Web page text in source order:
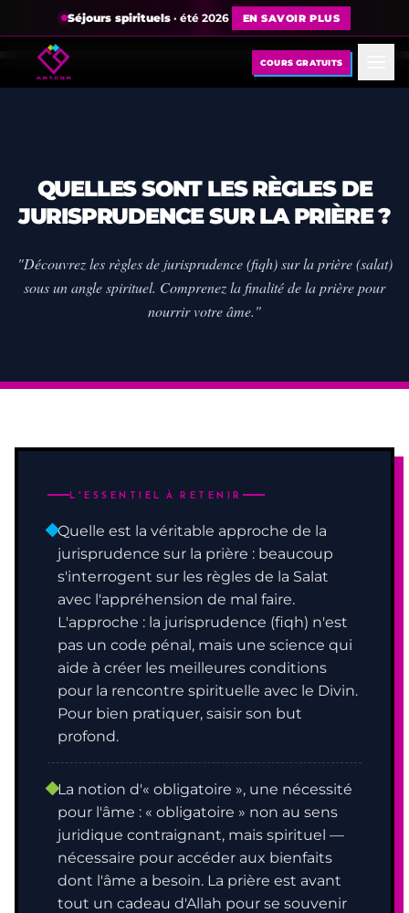
Séjours spirituels· été 2026 EN SAVOIR PLUS
COURS GRATUITS
QUELLES SONT LES RÈGLES DE
JURISPRUDENCE SUR LA PRIÈRE ?
"Découvrez les règles de jurisprudence (fiqh) sur la prière (salat)
sous un angle spirituel. Comprenez la finalité de la prière pour
nourrir votre âme."
L'ESSENTIEL À RETENIR
Quelle est la véritable approche de la
jurisprudence sur la prière : beaucoup
s'interrogent sur les règles de la Salat
avec l'appréhension de mal faire.
L'approche : la jurisprudence (fiqh) n'est
pas un code pénal, mais une science qui
aide à créer les meilleures conditions
pour la rencontre spirituelle avec le Divin.
Pour bien pratiquer, saisir son but
profond.
La notion d'« obligatoire », une nécessité
pour l'âme : « obligatoire » non au sens
juridique contraignant, mais spirituel —
nécessaire pour accéder aux bienfaits
dont l'âme a besoin. La prière est avant
tout un cadeau d'Allah pour se souvenir